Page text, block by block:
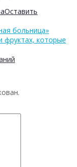
Оставить
больница»
которые